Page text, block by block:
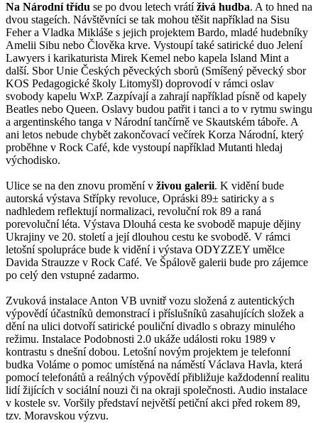
Na Národní třídu se po dvou letech vrátíživá hudba. A to hned na
dvou stageích. Návštěvníci se tak mohou těšit například na Sisu
Feher a Vladka Mikláše s jejich projektem Bardo, mladé hudebníky
Amelii Sibu nebo Člověka krve. Vystoupí také satirické duo Jelení
Lawyers i karikaturista Mirek Kemel nebo kapela Island Mint a
další. Sbor Unie Českých pěveckých sborů (Smíšený pěvecký sbor
KOS Pedagogické školy Litomyšl) doprovodí v rámci oslav
svobody kapelu WxP. Zazpívají a zahrají například písně od kapely
Beatles nebo Queen. Oslavy budou patřit i tanci a to v rytmu swingu
a argentinského tanga v Národní tančírně ve Skautském táboře. A
ani letos nebude chybět zakončovací večírek Korza Národní, který
proběhne v Rock Café, kde vystoupí například Mutanti hledaj
východisko.
Ulice se na den znovu promění v živou galerii. K vidění bude
autorská výstava Střípky revoluce, Opráski 89± satiricky a s
nadhledem reflektují normalizaci, revoluční rok 89 a raná
porevoluční léta. Výstava Dlouhá cesta ke svobodě mapuje dějiny
Ukrajiny ve 20. století a její dlouhou cestu ke svobodě. V rámci
letošní spolupráce bude k vidění i výstava ODYZZEY umělce
Davida Strauzze v Rock Café. Ve Špálově galerii bude pro zájemce
po celý den vstupné zadarmo.
Zvuková instalace Anton VB uvnitř vozu složená z autentických
výpovědí účastníků demonstrací i příslušníků zasahujících složek a
dění na ulici dotvoří satirické pouliční divadlo s obrazy minulého
režimu. Instalace Podobnosti 2.0 ukáže události roku 1989 v
kontrastu s dnešní dobou. Letošní novým projektem je telefonní
budka Voláme o pomoc umístěná na náměstí Václava Havla, která
pomocí telefonátů a reálných výpovědí přibližuje každodenní realitu
lidí žijících v sociální nouzi či na okraji společnosti. Audio instalace
v kostele sv. Voršily představí největší petiční akci před rokem 89,
tzv. Moravskou výzvu.